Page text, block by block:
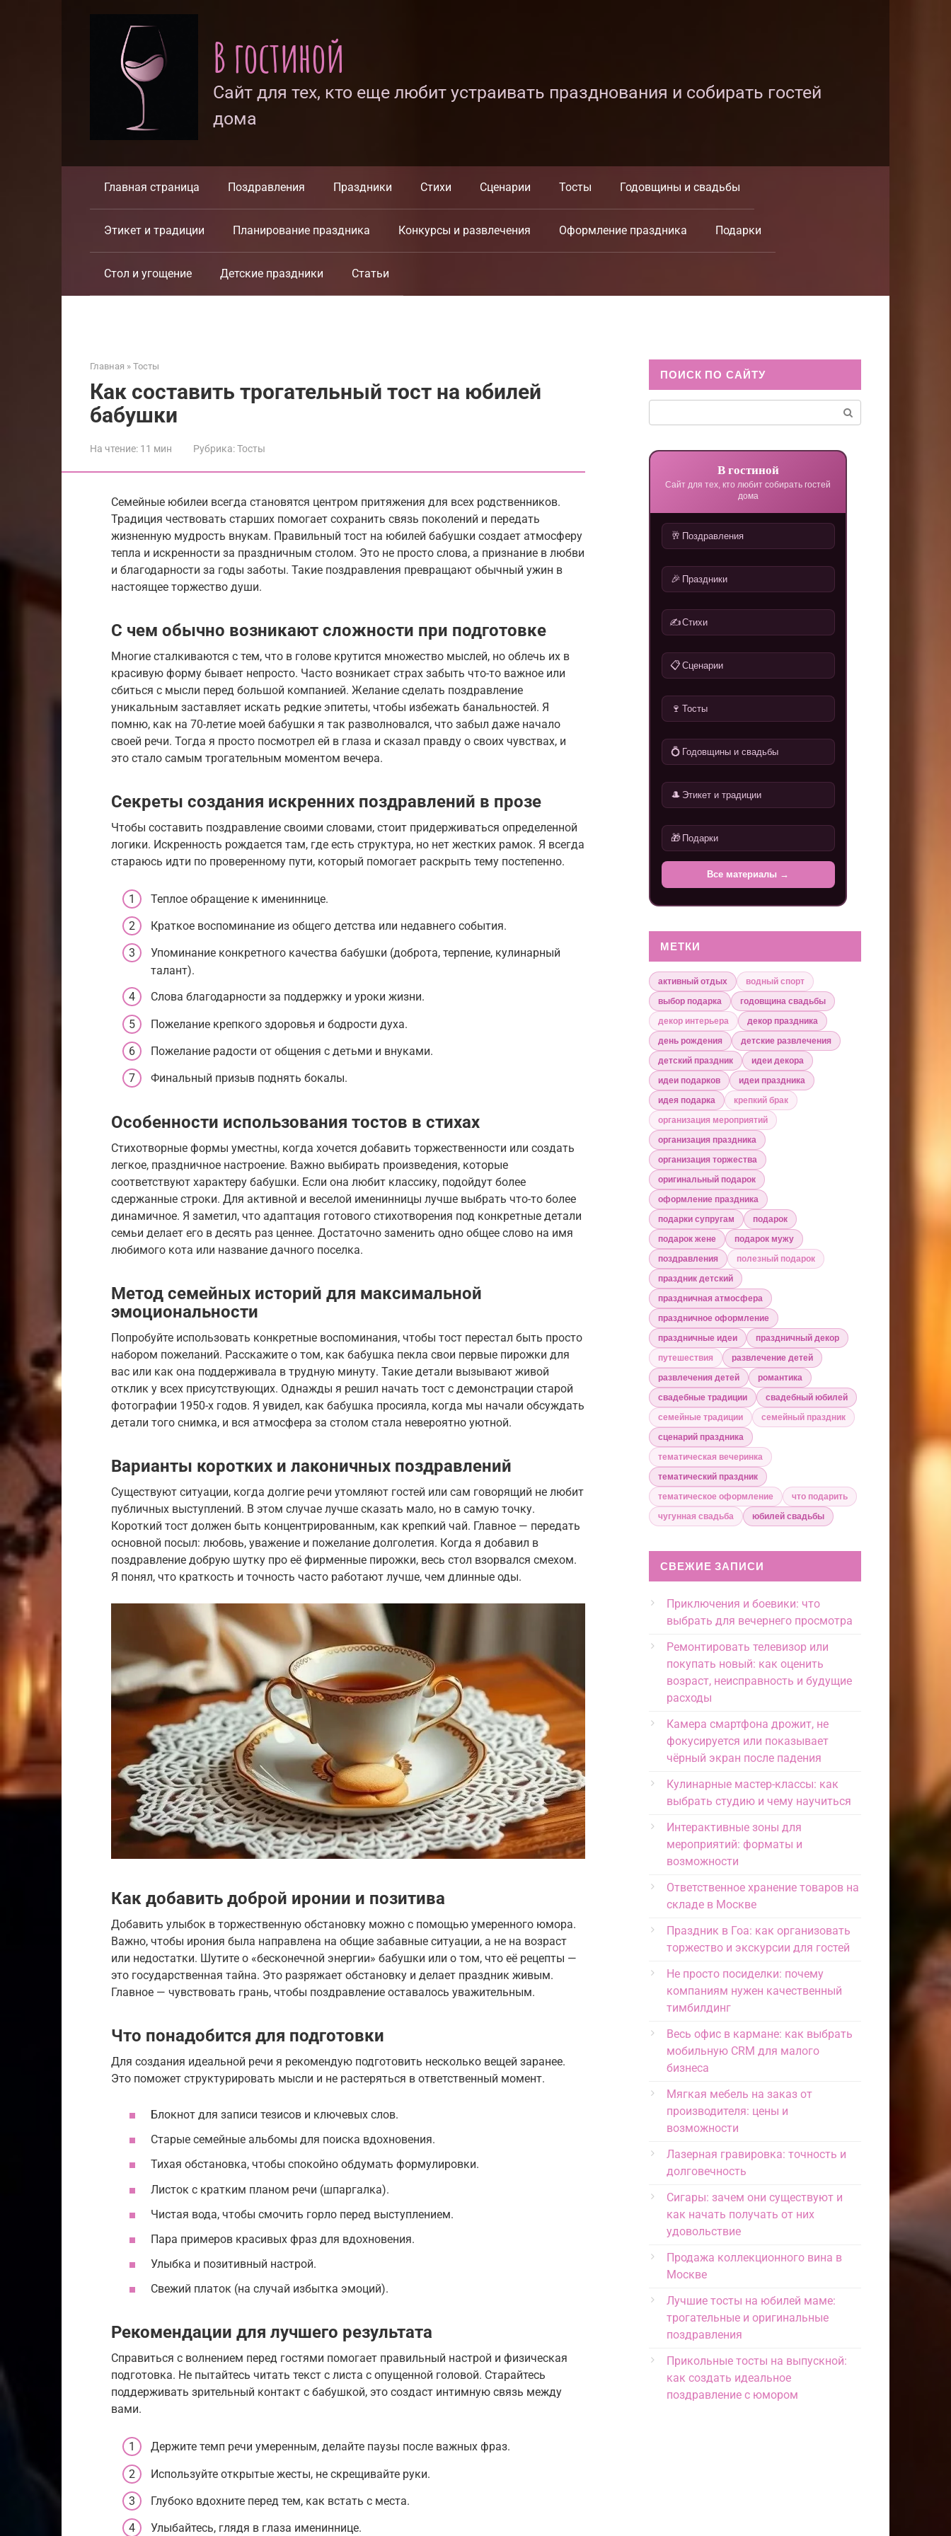
В гостиной
Сайт для тех, кто еще любит устраивать празднования и собирать гостей
дома
Главная страница Поздравления Праздники Стихи Сценарии Тосты Годовщины и свадьбы
Этикет и традиции Планирование праздника Конкурсы и развлечения Оформление праздника Подарки
Стол и угощение Детские праздники Статьи
Главная » Тосты
Как составить трогательный тост на юбилей
бабушки
На чтение: 11 мин Рубрика:Тосты
Семейные юбилеи всегда становятся центром притяжения для всех родственников.
Традиция чествовать старших помогает сохранить связь поколений и передать
жизненную мудрость внукам. Правильный тост на юбилей бабушки создает атмосферу
тепла и искренности за праздничным столом. Это не просто слова, а признание в любви
и благодарности за годы заботы. Такие поздравления превращают обычный ужин в
настоящее торжество души.
С чем обычно возникают сложности при подготовке
Многие сталкиваются с тем, что в голове крутится множество мыслей, но облечь их в
красивую форму бывает непросто. Часто возникает страх забыть что-то важное или
сбиться с мысли перед большой компанией. Желание сделать поздравление
уникальным заставляет искать редкие эпитеты, чтобы избежать банальностей. Я
помню, как на 70-летие моей бабушки я так разволновался, что забыл даже начало
своей речи. Тогда я просто посмотрел ей в глаза и сказал правду о своих чувствах, и
это стало самым трогательным моментом вечера.
Секреты создания искренних поздравлений в прозе
Чтобы составить поздравление своими словами, стоит придерживаться определенной
логики. Искренность рождается там, где есть структура, но нет жестких рамок. Я всегда
стараюсь идти по проверенному пути, который помогает раскрыть тему постепенно.
Теплое обращение к имениннице.
Краткое воспоминание из общего детства или недавнего события.
Упоминание конкретного качества бабушки (доброта, терпение, кулинарный
талант).
Слова благодарности за поддержку и уроки жизни.
Пожелание крепкого здоровья и бодрости духа.
Пожелание радости от общения с детьми и внуками.
Финальный призыв поднять бокалы.
Особенности использования тостов в стихах
Стихотворные формы уместны, когда хочется добавить торжественности или создать
легкое, праздничное настроение. Важно выбирать произведения, которые
соответствуют характеру бабушки. Если она любит классику, подойдут более
сдержанные строки. Для активной и веселой именинницы лучше выбрать что-то более
динамичное. Я заметил, что адаптация готового стихотворения под конкретные детали
семьи делает его в десять раз ценнее. Достаточно заменить одно общее слово на имя
любимого кота или название дачного поселка.
Метод семейных историй для максимальной
эмоциональности
Попробуйте использовать конкретные воспоминания, чтобы тост перестал быть просто
набором пожеланий. Расскажите о том, как бабушка пекла свои первые пирожки для
вас или как она поддерживала в трудную минуту. Такие детали вызывают живой
отклик у всех присутствующих. Однажды я решил начать тост с демонстрации старой
фотографии 1950-х годов. Я увидел, как бабушка просияла, когда мы начали обсуждать
детали того снимка, и вся атмосфера за столом стала невероятно уютной.
Варианты коротких и лаконичных поздравлений
Существуют ситуации, когда долгие речи утомляют гостей или сам говорящий не любит
публичных выступлений. В этом случае лучше сказать мало, но в самую точку.
Короткий тост должен быть концентрированным, как крепкий чай. Главное — передать
основной посыл: любовь, уважение и пожелание долголетия. Когда я добавил в
поздравление добрую шутку про её фирменные пирожки, весь стол взорвался смехом.
Я понял, что краткость и точность часто работают лучше, чем длинные оды.
Как добавить доброй иронии и позитива
Добавить улыбок в торжественную обстановку можно с помощью умеренного юмора.
Важно, чтобы ирония была направлена на общие забавные ситуации, а не на возраст
или недостатки. Шутите о «бесконечной энергии» бабушки или о том, что её рецепты —
это государственная тайна. Это разряжает обстановку и делает праздник живым.
Главное — чувствовать грань, чтобы поздравление оставалось уважительным.
Что понадобится для подготовки
Для создания идеальной речи я рекомендую подготовить несколько вещей заранее.
Это поможет структурировать мысли и не растеряться в ответственный момент.
Блокнот для записи тезисов и ключевых слов.
Старые семейные альбомы для поиска вдохновения.
Тихая обстановка, чтобы спокойно обдумать формулировки.
Листок с кратким планом речи (шпаргалка).
Чистая вода, чтобы смочить горло перед выступлением.
Пара примеров красивых фраз для вдохновения.
Улыбка и позитивный настрой.
Свежий платок (на случай избытка эмоций).
Рекомендации для лучшего результата
Справиться с волнением перед гостями помогает правильный настрой и физическая
подготовка. Не пытайтесь читать текст с листа с опущенной головой. Старайтесь
поддерживать зрительный контакт с бабушкой, это создаст интимную связь между
вами.
Держите темп речи умеренным, делайте паузы после важных фраз.
Используйте открытые жесты, не скрещивайте руки.
Глубоко вдохните перед тем, как встать с места.
Улыбайтесь, глядя в глаза имениннице.
ПОИСК ПО САЙТУ
В гостиной
Сайт для тех, кто любит собирать гостей
дома
🥂 Поздравления
🎉 Праздники
✍️Стихи
📋 Сценарии
🍷 Тосты
💍 Годовщины и свадьбы
🎩 Этикет и традиции
🎁 Подарки
Все материалы →
МЕТКИ
активный отдых
водный спорт
выбор подарка
годовщина свадьбы
декор интерьера
декор праздника
день рождения
детские развлечения
детский праздник
идеи декора
идеи подарков
идеи праздника
идея подарка
крепкий брак
организация мероприятий
организация праздника
организация торжества
оригинальный подарок
оформление праздника
подарки супругам
подарок
подарок жене
подарок мужу
поздравления
полезный подарок
праздник детский
праздничная атмосфера
праздничное оформление
праздничные идеи
праздничный декор
путешествия
развлечение детей
развлечения детей
романтика
свадебные традиции
свадебный юбилей
семейные традиции
семейный праздник
сценарий праздника
тематическая вечеринка
тематический праздник
тематическое оформление
что подарить
чугунная свадьба
юбилей свадьбы
СВЕЖИЕ ЗАПИСИ
Приключения и боевики: что
выбрать для вечернего просмотра
Ремонтировать телевизор или
покупать новый: как оценить
возраст, неисправность и будущие
расходы
Камера смартфона дрожит, не
фокусируется или показывает
чёрный экран после падения
Кулинарные мастер-классы: как
выбрать студию и чему научиться
Интерактивные зоны для
мероприятий: форматы и
возможности
Ответственное хранение товаров на
складе в Москве
Праздник в Гоа: как организовать
торжество и экскурсии для гостей
Не просто посиделки: почему
компаниям нужен качественный
тимбилдинг
Весь офис в кармане: как выбрать
мобильную CRM для малого
бизнеса
Мягкая мебель на заказ от
производителя: цены и
возможности
Лазерная гравировка: точность и
долговечность
Сигары: зачем они существуют и
как начать получать от них
удовольствие
Продажа коллекционного вина в
Москве
Лучшие тосты на юбилей маме:
трогательные и оригинальные
поздравления
Прикольные тосты на выпускной:
как создать идеальное
поздравление с юмором